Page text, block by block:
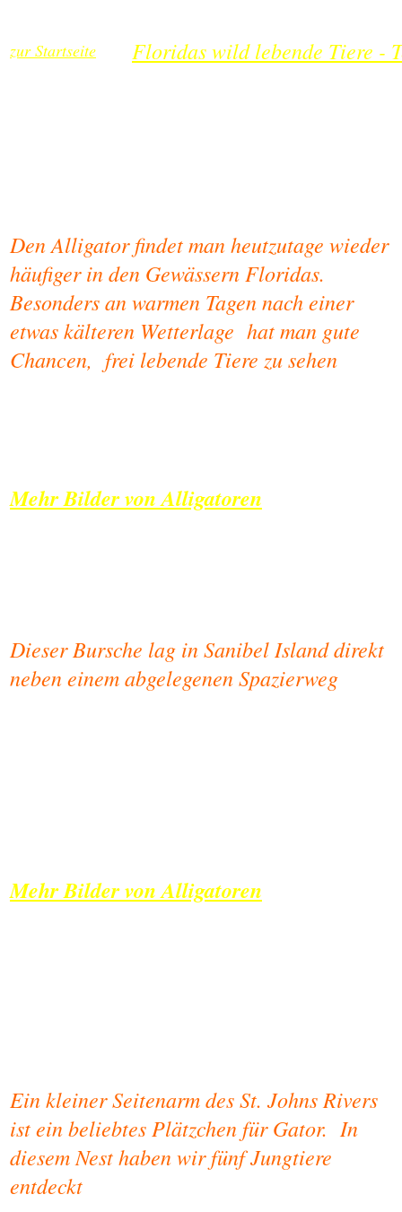
zur Startseite Floridas wild lebende Tiere -
Den Alligator findet man heutzutage wieder
häufiger in den Gewässern Floridas.
Besonders an warmen Tagen nach einer
etwas kälteren Wetterlage hat man gute
Chancen, frei lebende Tiere zu sehen
Mehr Bilder von Alligatoren
Dieser Bursche lag in Sanibel Island direkt
neben einem abgelegenen Spazierweg
Mehr Bilder von Alligatoren
Ein kleiner Seitenarm des St. Johns Rivers
ist ein beliebtes Plätzchen für Gator. In
diesem Nest haben wir fünf Jungtiere
entdeckt